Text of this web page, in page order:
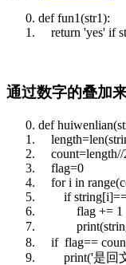
deffun1(str1):
return 'yes' if
通过数字的叠加
defhuiwenlian(
length=len(
count=length//
flag=0
fori in range(
if string
flag += 1
print(
ifflag==
print('是回